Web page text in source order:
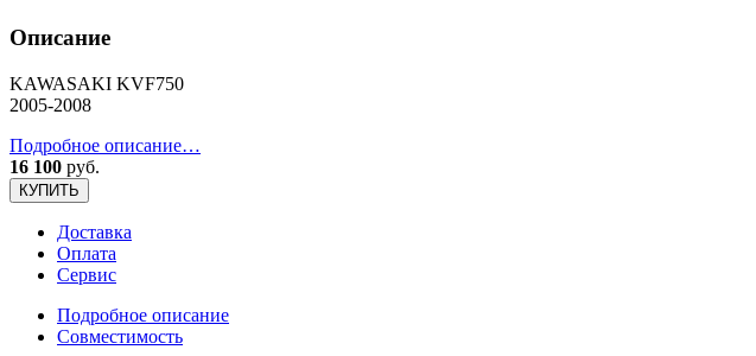
Описание
KAWASAKI KVF750
2005-2008
Подробное описание…
16 100 руб.
КУПИТЬ
Доставка
Оплата
Сервис
Подробное описание
Совместимость